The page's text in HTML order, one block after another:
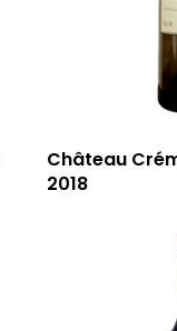
Château
2018